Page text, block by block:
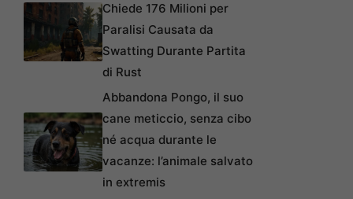
Chiede 176 Milioni per
Paralisi Causata da
Swatting Durante Partita
di Rust
Abbandona Pongo, il suo
cane meticcio, senza cibo
né acqua durante le
vacanze: l’animale salvato
in extremis